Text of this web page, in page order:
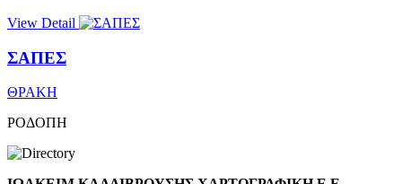
View Detail
ΣΑΠΕΣ
ΘΡΑΚΗ
ΡΟΔΟΠΗ